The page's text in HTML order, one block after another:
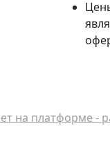
на платформе -